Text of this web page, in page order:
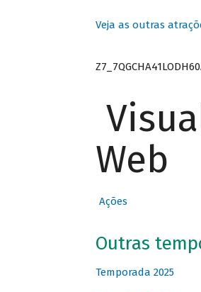
Veja as outras
Web
Ações
Outras
Temporada 2025